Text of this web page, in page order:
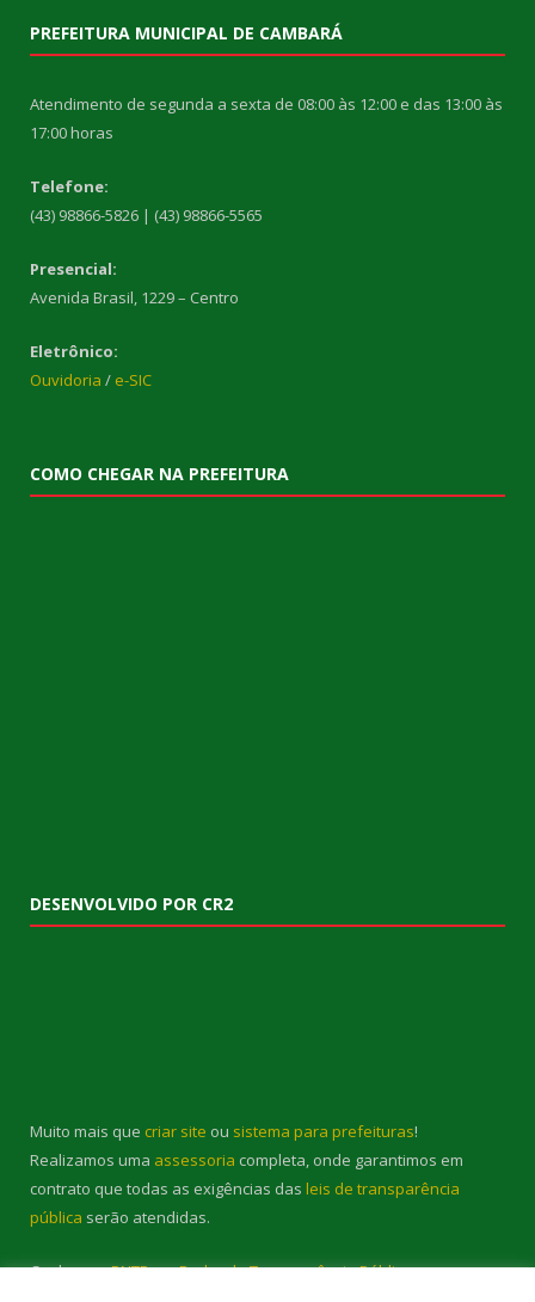
PREFEITURA MUNICIPAL DE CAMBARÁ
Atendimento de segunda a sexta de 08:00 às 12:00 e das 13:00 às
17:00 horas
Telefone:
(43) 98866-5826 | (43) 98866-5565
Presencial:
Avenida Brasil, 1229 – Centro
Eletrônico:
Ouvidoria / e-SIC
COMO CHEGAR NA PREFEITURA
DESENVOLVIDO POR CR2
Muito mais que criar site ou sistema para prefeituras!
Realizamos uma assessoria completa, onde garantimos em
contrato que todas as exigências das leis de transparência
pública serão atendidas.
Conheça oPNTPe oRadar da Transparência Pública